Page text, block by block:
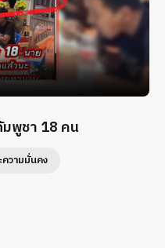
พูชา 18 คน
วามมั่นคง